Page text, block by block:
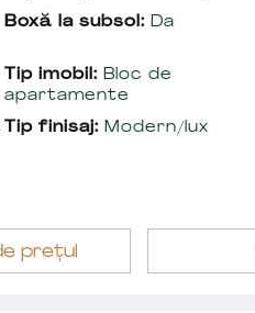
Boxă la subsol: Da
Tip imobil: Bloc de
apartamente
Tip finisaj: Modern/lux
prețul